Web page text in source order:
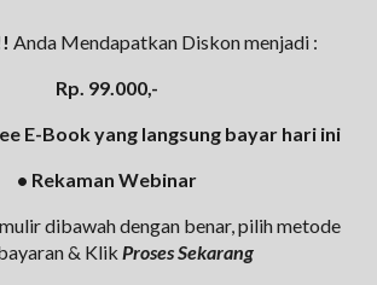
Anda Mendapatkan Diskon menjadi :
Rp. 99.000,-
E-Book yang langsung bayar hari ini
• Rekaman Webinar
dibawah dengan benar, pilih metode
& Klik Proses Sekarang